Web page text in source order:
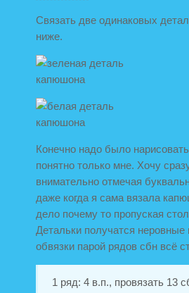
Связать две одинаковых
ниже.
Конечно надо было
понятно только мне. Хочу
внимательно отмечая
даже когда я сама вязала
дело почему то пропуская
Детальки получатся неровные
обвязки парой рядов сбн всё
1 ряд: 4 в.п., провязать 13